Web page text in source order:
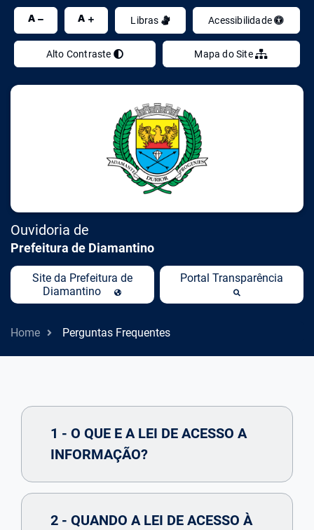
A A Libras Acessibilidade
Alto Contraste Mapa do Site
Ouvidoria de
Prefeitura de Diamantino
Site da Prefeitura de
Diamantino
Portal Transparência
Home Perguntas Frequentes
1 - O QUE E A LEI DE ACESSO A
INFORMAÇÃO?
2 - QUANDO A LEI DE ACESSO À